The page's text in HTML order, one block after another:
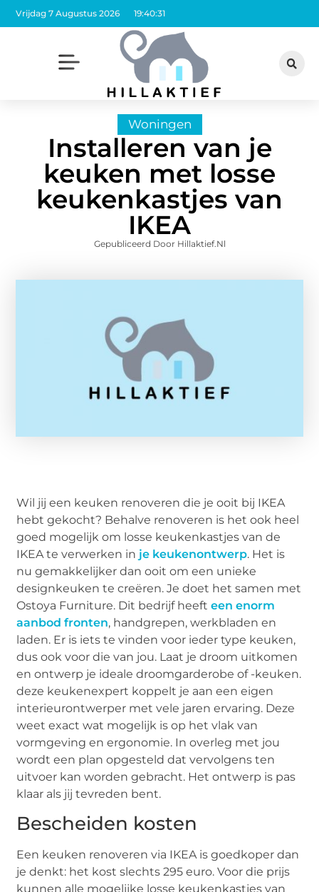
Vrijdag 7 Augustus 2026 19:40:33
Woningen
Installeren van je
keuken met losse
keukenkastjes van
IKEA
Gepubliceerd Door Hillaktief.nl
Wil jij een keuken renoveren die je ooit bij IKEA
hebt gekocht? Behalve renoveren is het ook heel
goed mogelijk om losse keukenkastjes van de
IKEA te verwerken in je keukenontwerp. Het is
nu gemakkelijker dan ooit om een unieke
designkeuken te creëren. Je doet het samen met
Ostoya Furniture. Dit bedrijf heefteen enorm
aanbod fronten, handgrepen, werkbladen en
laden. Er is iets te vinden voor ieder type keuken,
dus ook voor die van jou. Laat je droom uitkomen
en ontwerp je ideale droomgarderobe of -keuken.
deze keukenexpert koppelt je aan een eigen
interieurontwerper met vele jaren ervaring. Deze
weet exact wat mogelijk is op het vlak van
vormgeving en ergonomie. In overleg met jou
wordt een plan opgesteld dat vervolgens ten
uitvoer kan worden gebracht. Het ontwerp is pas
klaar als jij tevreden bent.
Bescheiden kosten
Een keuken renoveren via IKEA is goedkoper dan
je denkt: het kost slechts 295 euro. Voor die prijs
kunnen alle mogelijke losse keukenkastjes van